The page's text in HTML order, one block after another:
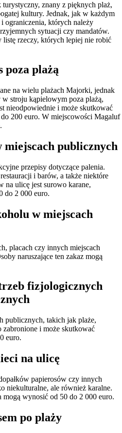
znany z pięknych plaż,
kultury. Jednak, jak w każdym
ograniczenia, których należy
sytuacji czy mandatów.
rzeczy, których lepiej nie robić
poza plażą
na wielu plażach Majorki, jednak
stroju kąpielowym poza plażą,
nieodpowiednie i może skutkować
200 euro. W miejscowości Magaluf
publicznych
przepisy dotyczące palenia.
i barów, a także niektóre
na ulicę jest surowo karane,
do 2 000 euro.
w miejscach
placach czy innych miejscach
naruszające ten zakaz mogą
fizjologicznych
publicznych, takich jak plaże,
i może skutkować
euro.
na ulicę
papierosów czy innych
niekulturalne, ale również karalne.
wynosić od 50 do 2 000 euro.
po plaży